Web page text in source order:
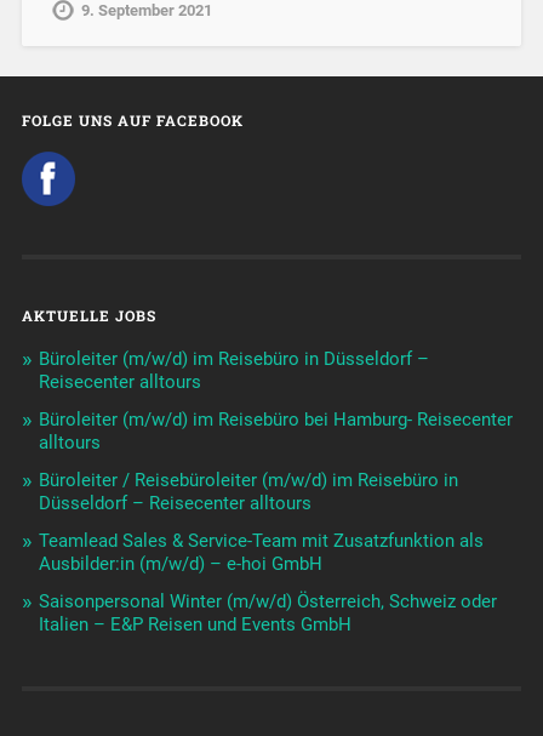
9. September 2021
FOLGE UNS AUF FACEBOOK
AKTUELLE JOBS
Büroleiter (m/w/d) im Reisebüro in Düsseldorf –
Reisecenter alltours
Büroleiter (m/w/d) im Reisebüro bei Hamburg- Reisecenter
alltours
Büroleiter / Reisebüroleiter (m/w/d) im Reisebüro in
Düsseldorf – Reisecenter alltours
Teamlead Sales & Service-Team mit Zusatzfunktion als
Ausbilder:in (m/w/d) – e-hoi GmbH
Saisonpersonal Winter (m/w/d) Österreich, Schweiz oder
Italien – E&P Reisen und Events GmbH